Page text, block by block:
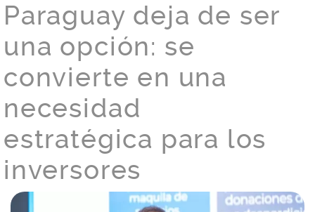
Paraguay deja de ser
una opción: se
convierte en una
necesidad
estratégica para los
inversores